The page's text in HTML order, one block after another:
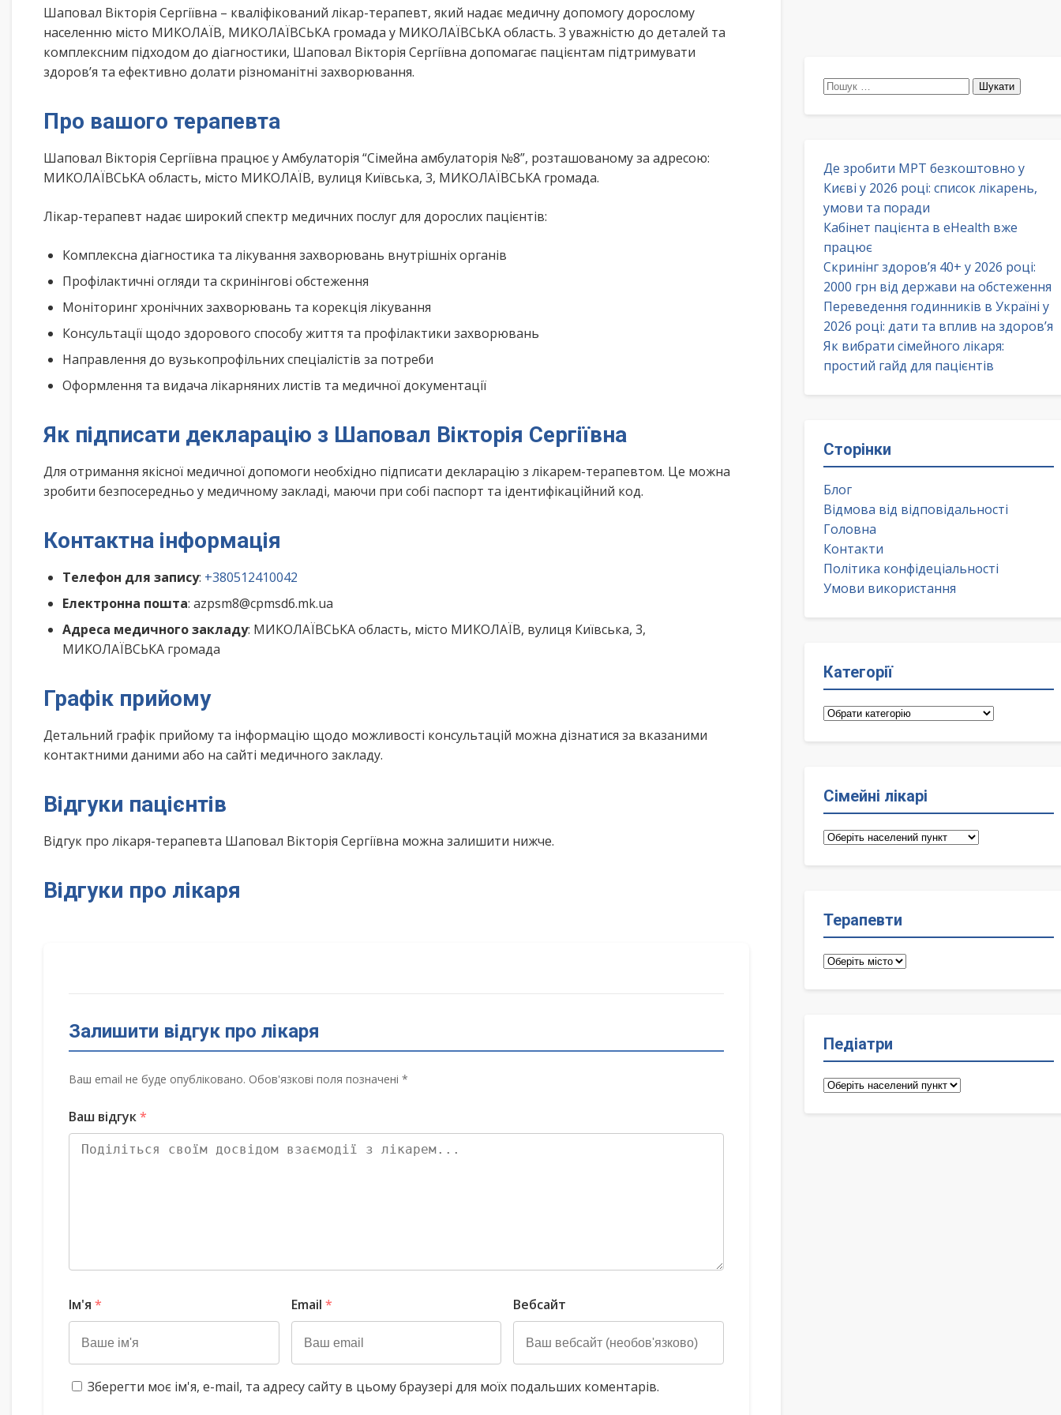
Шаповал Вікторія Сергіївна – кваліфікований лікар-терапевт, який надає медичну допомогу дорослому
населенню місто МИКОЛАЇВ, МИКОЛАЇВСЬКА громада у МИКОЛАЇВСЬКА область. З уважністю до деталей та
комплексним підходом до діагностики, Шаповал Вікторія Сергіївна допомагає пацієнтам підтримувати
здоров’я та ефективно долати різноманітні захворювання.
Про вашого терапевта
Шаповал Вікторія Сергіївна працює у Амбулаторія “Сімейна амбулаторія №8”, розташованому за адресою:
МИКОЛАЇВСЬКА область, місто МИКОЛАЇВ, вулиця Київська, 3, МИКОЛАЇВСЬКА громада.
Лікар-терапевт надає широкий спектр медичних послуг для дорослих пацієнтів:
Комплексна діагностика та лікування захворювань внутрішніх органів
Профілактичні огляди та скринінгові обстеження
Моніторинг хронічних захворювань та корекція лікування
Консультації щодо здорового способу життя та профілактики захворювань
Направлення до вузькопрофільних спеціалістів за потреби
Оформлення та видача лікарняних листів та медичної документації
Як підписати декларацію з Шаповал Вікторія Сергіївна
Для отримання якісної медичної допомоги необхідно підписати декларацію з лікарем-терапевтом. Це можна
зробити безпосередньо у медичному закладі, маючи при собі паспорт та ідентифікаційний код.
Контактна інформація
Телефон для запису: +380512410042
Електронна пошта: azpsm8@cpmsd6.mk.ua
Адреса медичного закладу: МИКОЛАЇВСЬКА область, місто МИКОЛАЇВ, вулиця Київська, 3,
МИКОЛАЇВСЬКА громада
Графік прийому
Детальний графік прийому та інформацію щодо можливості консультацій можна дізнатися за вказаними
контактними даними або на сайті медичного закладу.
Відгуки пацієнтів
Відгук про лікаря-терапевта Шаповал Вікторія Сергіївна можна залишити нижче.
Відгуки про лікаря
Залишити відгук про лікаря
Ваш email не буде опубліковано. Обов'язкові поля позначені *
Ваш відгук*
Ім'я * Email * Вебсайт
Зберегти моє ім'я, e-mail, та адресу сайту в цьому браузері для моїх подальших коментарів.
Пошук:
Де зробити МРТ безкоштовно у
Києві у 2026 році: список лікарень,
умови та поради
Кабінет пацієнта в eHealth вже
працює
Скринінг здоров’я 40+ у 2026 році:
2000 грн від держави на обстеження
Переведення годинників в Україні у
2026 році: дати та вплив на здоров’я
Як вибрати сімейного лікаря:
простий гайд для пацієнтів
Сторінки
Блог
Відмова від відповідальності
Головна
Контакти
Політика конфідеціальності
Умови використання
Категорії
Категорії
Сімейні лікарі
Сімейні
Терапевти
Терапевти
Педіатри
Педіатри